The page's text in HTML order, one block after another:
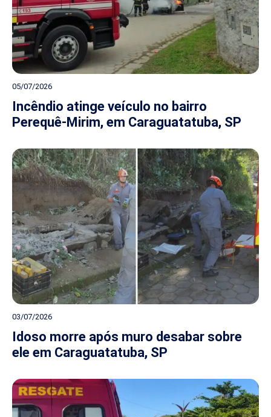
05/07/2026
Incêndio atinge veículo no bairro
Perequê-Mirim, em Caraguatatuba, SP
03/07/2026
Idoso morre após muro desabar sobre
ele em Caraguatatuba, SP